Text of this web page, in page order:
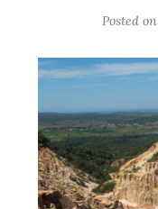
Posted on